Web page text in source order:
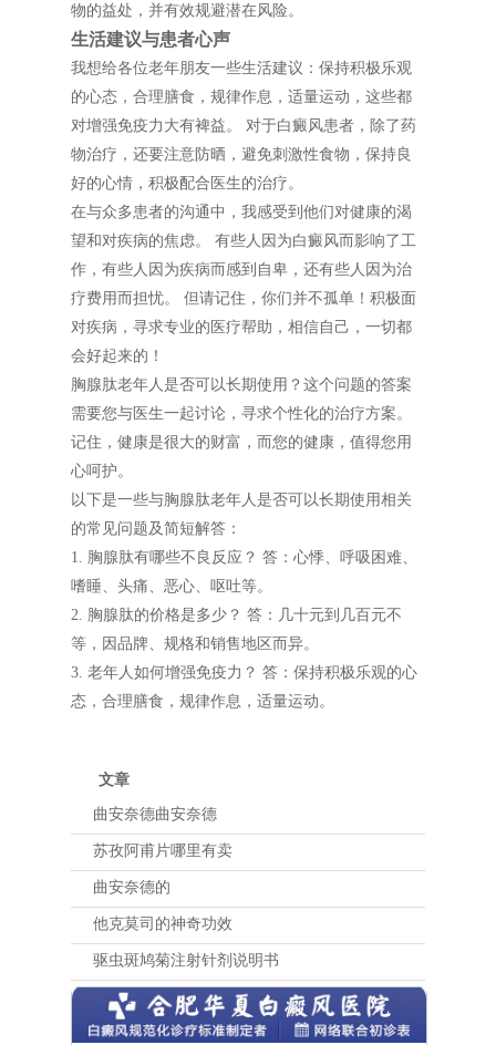
物的益处，并有效规避潜在风险。
生活建议与患者心声
我想给各位老年朋友一些生活建议：保持积极乐观
的心态，合理膳食，规律作息，适量运动，这些都
对增强免疫力大有裨益。 对于白癜风患者，除了药
物治疗，还要注意防晒，避免刺激性食物，保持良
好的心情，积极配合医生的治疗。
在与众多患者的沟通中，我感受到他们对健康的渴
望和对疾病的焦虑。 有些人因为白癜风而影响了工
作，有些人因为疾病而感到自卑，还有些人因为治
疗费用而担忧。 但请记住，你们并不孤单！积极面
对疾病，寻求专业的医疗帮助，相信自己，一切都
会好起来的！
胸腺肽老年人是否可以长期使用？这个问题的答案
需要您与医生一起讨论，寻求个性化的治疗方案。
记住，健康是很大的财富，而您的健康，值得您用
心呵护。
以下是一些与胸腺肽老年人是否可以长期使用相关
的常见问题及简短解答：
1. 胸腺肽有哪些不良反应？ 答：心悸、呼吸困难、
嗜睡、头痛、恶心、呕吐等。
2. 胸腺肽的价格是多少？ 答：几十元到几百元不
等，因品牌、规格和销售地区而异。
3. 老年人如何增强免疫力？ 答：保持积极乐观的心
态，合理膳食，规律作息，适量运动。
文章
曲安奈德曲安奈德
苏孜阿甫片哪里有卖
曲安奈德的
他克莫司的神奇功效
驱虫斑鸠菊注射针剂说明书